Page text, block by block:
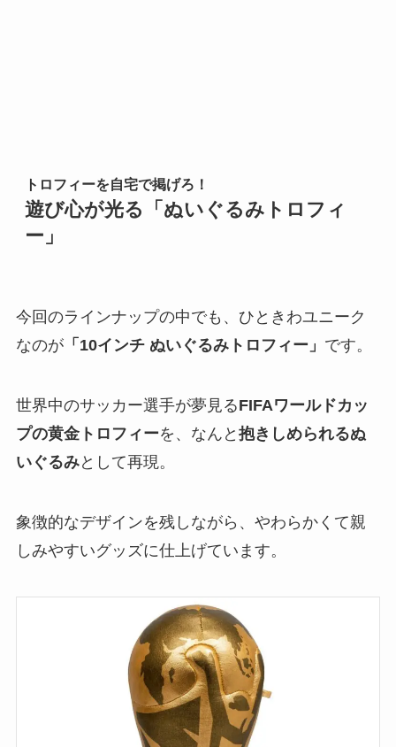
トロフィーを自宅で掲げろ！
遊び心が光る「ぬいぐるみトロフィ
ー」
今回のラインナップの中でも、ひときわユニーク
なのが「10インチ ぬいぐるみトロフィー」 です。
世界中のサッカー選手が夢見るFIFAワールドカッ
プの黄金トロフィーを、なんと 抱きしめられるぬ
いぐるみとして再現。
象徴的なデザインを残しながら、やわらかくて親
しみやすいグッズに仕上げています。